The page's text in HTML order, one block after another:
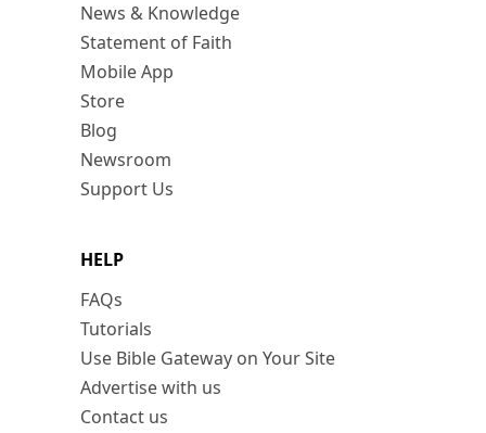
News & Knowledge
Statement of Faith
Mobile App
Store
Blog
Newsroom
Support Us
HELP
FAQs
Tutorials
Use Bible Gateway on Your Site
Advertise with us
Contact us